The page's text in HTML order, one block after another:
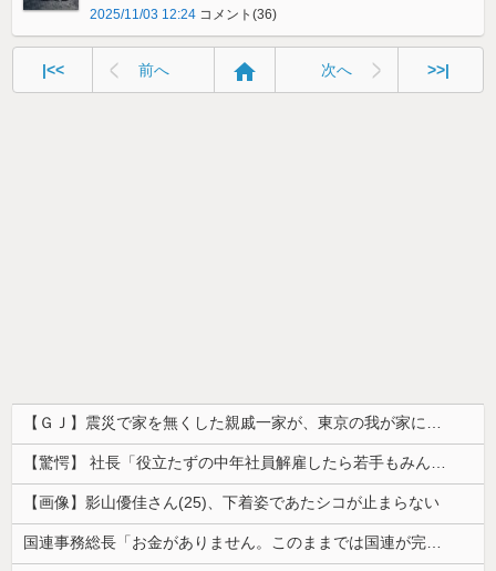
2025/11/03 12:24 コメント(36)
|<< 前へ home 次へ >>|
【ＧＪ】震災で家を無くした親戚一家が、東京の我が家に転がり込んで一年近く帰らない。「東京は家賃が高くて～」「働き口がなくて～」と言い訳ばっかりなので、父親が独断で・・・ｗ
【驚愕】 社長「役立たずの中年社員解雇したら若手もみんな辞めてしまった…」
【画像】影山優佳さん(25)、下着姿であたシコが止まらない
国連事務総長「お金がありません。このままでは国連が完全崩壊します。助けて下さい」